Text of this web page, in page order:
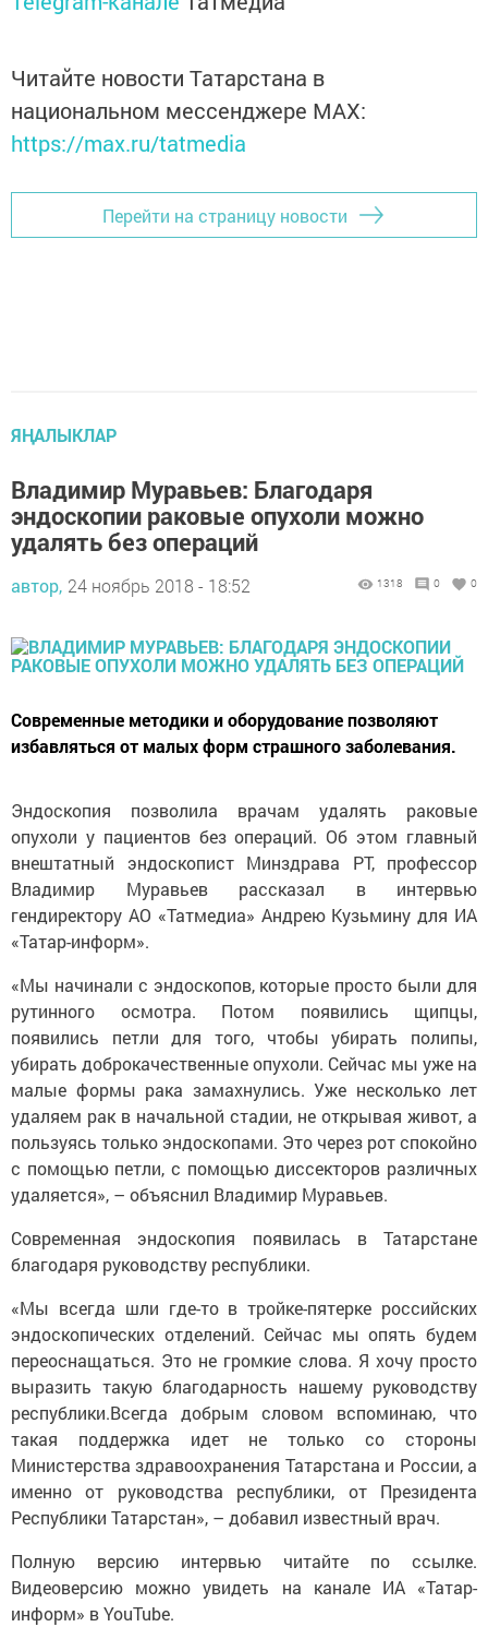
Читайте новости Татарстана в
национальном мессенджере MАХ:
https://max.ru/tatmedia
Перейти на страницу новости
ЯҢАЛЫКЛАР
Владимир Муравьев: Благодаря
эндоскопии раковые опухоли можно
удалять без операций
автор, 24 ноябрь 2018 - 18:52 1318 0 0
Современные методики и оборудование позволяют
избавляться от малых форм страшного заболевания.
Эндоскопия позволила врачам удалять раковые
опухоли у пациентов без операций. Об этом главный
внештатный эндоскопист Минздрава РТ, профессор
Владимир Муравьев рассказал в интервью
гендиректору АО «Татмедиа» Андрею Кузьмину для ИА
«Татар-информ».
«Мы начинали с эндоскопов, которые просто были для
рутинного осмотра. Потом появились щипцы,
появились петли для того, чтобы убирать полипы,
убирать доброкачественные опухоли. Сейчас мы уже на
малые формы рака замахнулись. Уже несколько лет
удаляем рак в начальной стадии, не открывая живот, а
пользуясь только эндоскопами. Это через рот спокойно
с помощью петли, с помощью диссекторов различных
удаляется», – объяснил Владимир Муравьев.
Современная эндоскопия появилась в Татарстане
благодаря руководству республики.
«Мы всегда шли где-то в тройке-пятерке российских
эндоскопических отделений. Сейчас мы опять будем
переоснащаться. Это не громкие слова. Я хочу просто
выразить такую благодарность нашему руководству
республики.Всегда добрым словом вспоминаю, что
такая поддержка идет не только со стороны
Министерства здравоохранения Татарстана и России, а
именно от руководства республики, от Президента
Республики Татарстан», – добавил известный врач.
Полную версию интервью читайте по ссылке.
Видеоверсию можно увидеть на канале ИА «Татар-
информ» в YouTube.